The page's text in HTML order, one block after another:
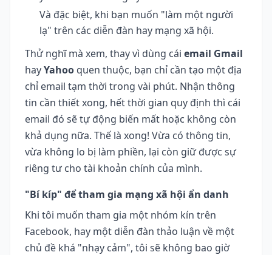
Và đặc biệt, khi bạn muốn "làm một người
lạ" trên các diễn đàn hay mạng xã hội.
Thử nghĩ mà xem, thay vì dùng cái email Gmail
hayYahoo quen thuộc, bạn chỉ cần tạo một địa
chỉ email tạm thời trong vài phút. Nhận thông
tin cần thiết xong, hết thời gian quy định thì cái
email đó sẽ tự động biến mất hoặc không còn
khả dụng nữa. Thế là xong! Vừa có thông tin,
vừa không lo bị làm phiền, lại còn giữ được sự
riêng tư cho tài khoản chính của mình.
"Bí kíp" để tham gia mạng xã hội ẩn danh
Khi tôi muốn tham gia một nhóm kín trên
Facebook, hay một diễn đàn thảo luận về một
chủ đề khá "nhạy cảm", tôi sẽ không bao giờ